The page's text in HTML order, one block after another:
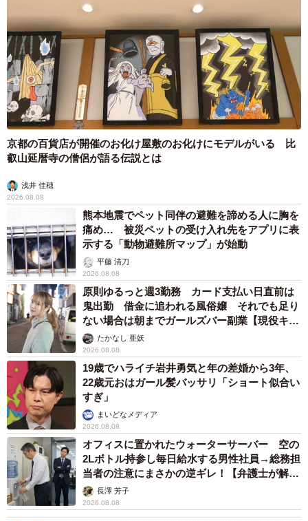
京都の百貨店が開催のお化け屋敷のお化けにモデルがいる 比
叡山延暦寺の僧侶が語る伝説とは
浅井 佳穂
2026.08.08
熊本地震でペット同伴の避難を諦める人に胸を
痛め… 被災ペットの受け入れ先をアプリに表
示する「動物避難所マップ」が始動
平藤 清刀
2026.08.08
原則ゆるっと週3勤務 カード支払い日直前は
鬼出勤 借金に追われる風俗嬢 それでも足り
ない場合は朝までガールズバー副業【現役キャ
ストに取材】
たかなし 亜妖
2026.08.08
19歳でハライチ岩井勇気と年の差婚から3年、
22歳元おはガール髪バッサリ「ショート似合い
すぎ」
まいどなメディア
2026.08.08
オフィスに置かれたウォーターサーバー 空の
2Lボトル持参し毎日給水する男性社員→総務担
当者の注意にまさかの逆ギレ！【弁護士が解
説】長澤 芳子
2026.08.08